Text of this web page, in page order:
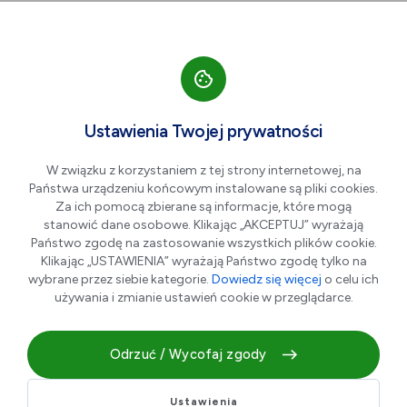
Klub Literacki
"Pinezka"
Zapraszamy na kolejne spotkanie Klubu Literackiego
“Pinezka”, które odbędzie się 3 czerwca (środa) o godz.
Ustawienia Twojej prywatności
W związku z korzystaniem z tej strony internetowej, na
Państwa urządzeniu końcowym instalowane są pliki cookies.
Za ich pomocą zbierane są informacje, które mogą
stanowić dane osobowe. Klikając „AKCEPTUJ” wyrażają
Państwo zgodę na zastosowanie wszystkich plików cookie.
Klikając „USTAWIENIA” wyrażają Państwo zgodę tylko na
wybrane przez siebie kategorie. Dowiedz się więcej o celu ich
używania i zmianie ustawień cookie w przeglądarce.
Odrzuć / Wycofaj zgody
Ustawienia